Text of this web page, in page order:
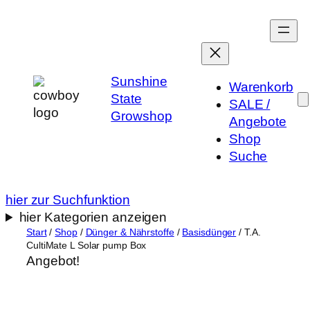
Sunshine
State
Growshop
Warenkorb
SALE /
Angebote
Shop
Suche
hier zur Suchfunktion
hier Kategorien anzeigen
Start/Shop/ Dünger & Nährstoffe/ Basisdünger / T.A.
CultiMate L Solar pump Box
Angebot!